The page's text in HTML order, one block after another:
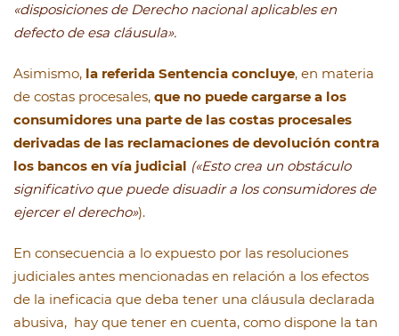
«disposiciones de Derecho nacional aplicables en
defecto de esa cláusula».
Asimismo, la referida Sentencia concluye, en materia
de costas procesales, que no puede cargarse a los
consumidores una parte de las costas procesales
derivadas de las reclamaciones de devolución contra
los bancos en vía judicial («Esto crea un obstáculo
significativo que puede disuadir a los consumidores de
ejercer el derecho»).
En consecuencia a lo expuesto por las resoluciones
judiciales antes mencionadas en relación a los efectos
de la ineficacia que deba tener una cláusula declarada
abusiva, hay que tener en cuenta, como dispone la tan